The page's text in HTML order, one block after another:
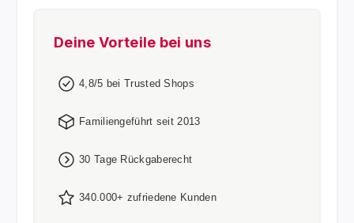
Deine Vorteile bei uns
4,8/5 bei Trusted Shops
Familiengeführt seit 2013
30 Tage Rückgaberecht
340.000+ zufriedene Kunden